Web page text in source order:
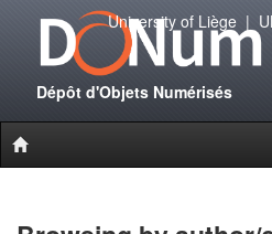
Dépôt d'Objets Numérisés
University of Liège|